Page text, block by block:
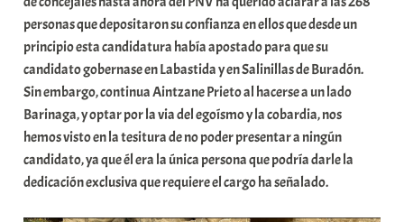
personas que depositaron su confianza en ellos que desde un
principio esta candidatura había apostado para que su
candidato gobernase en Labastida y en Salinillas de Buradón.
Sin embargo, continua Aintzane Prieto al hacerse a un lado
Barinaga, y optar por la via del egoísmo y la cobardia, nos
hemos visto en la tesitura de no poder presentar a ningún
candidato, ya que él era la única persona que podría darle la
dedicación exclusiva que requiere el cargo ha señalado.